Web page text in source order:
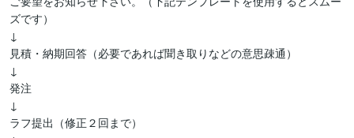
ズです）
↓
見積・納期回答（必要であれば聞き取りなどの意思疎通）
↓
発注
↓
ラフ提出（修正２回まで）